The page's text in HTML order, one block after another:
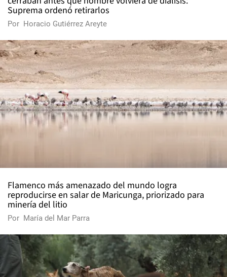
Suprema ordenó retirarlos
Por Horacio Gutiérrez Areyte
Flamenco más amenazado del mundo logra
reproducirse en salar de Maricunga, priorizado para
minería del litio
Por María del Mar Parra